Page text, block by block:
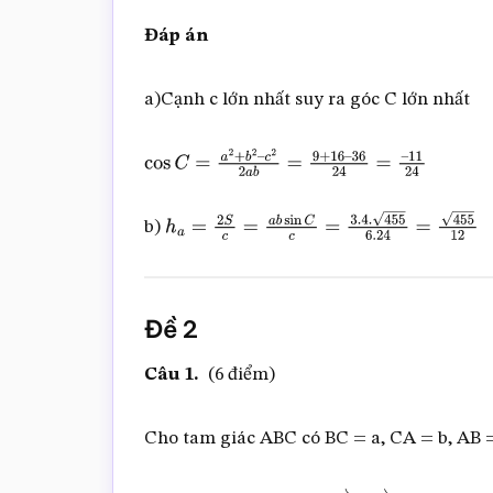
Đáp án
a)Cạnh c lớn nhất suy ra góc C lớn nhất
cos C=a2 2–c ab +16 3624 =–
b) ha =2 c= ab C 3.4 4556.24 455 12
Đề 2
Câu 1. (6 điểm)
Cho tam giác ABC có BC = a, CA = b, AB